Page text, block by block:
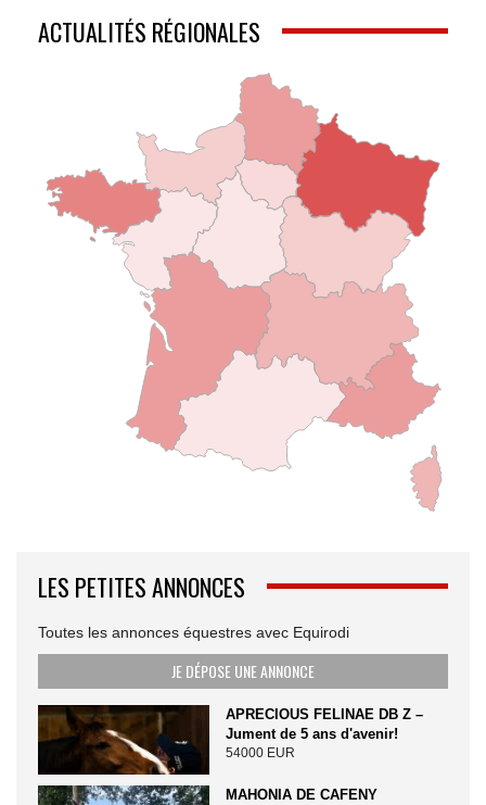
ACTUALITÉS RÉGIONALES
LES PETITES ANNONCES
Toutes les annonces équestres avec Equirodi
JE DÉPOSE UNE ANNONCE
APRECIOUS FELINAE DB Z –
Jument de 5 ans d'avenir!
54000 EUR
MAHONIA DE CAFENY